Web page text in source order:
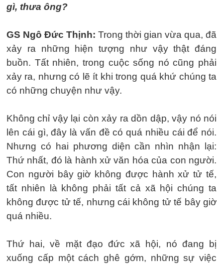
gì, thưa ông?
GS Ngô Đức Thịnh: Trong thời gian vừa qua, đã
xảy ra những hiện tượng như vậy thật đáng
buồn. Tất nhiên, trong cuộc sống nó cũng phải
xảy ra, nhưng có lẽ ít khi trong quá khứ chúng ta
có những chuyện như vậy.
Không chỉ vậy lại còn xảy ra dồn dập, vậy nó nói
lên cái gì, đây là vấn đề có quá nhiều cái để nói.
Nhưng có hai phương diện cần nhìn nhận lại:
Thứ nhất, đó là hành xử văn hóa của con người.
Con người bây giờ không được hành xử tử tế,
tất nhiên là không phải tất cả xã hội chúng ta
không được tử tế, nhưng cái không tử tế bây giờ
quá nhiều.
Thứ hai, về mặt đạo đức xã hội, nó đang bị
xuống cấp một cách ghê gớm, những sự việc